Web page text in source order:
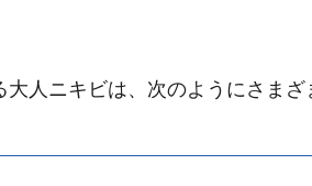
人ニキビは、次のようにさまざ